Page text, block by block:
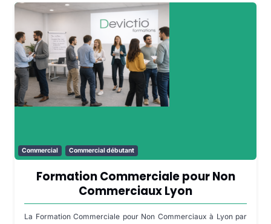
Commercial Commercial débutant
Formation Commerciale pour Non
Commerciaux Lyon
La Formation Commerciale pour Non Commerciaux à Lyon par